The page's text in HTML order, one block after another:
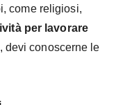
come religiosi,
per lavorare
, devi conoscerne le